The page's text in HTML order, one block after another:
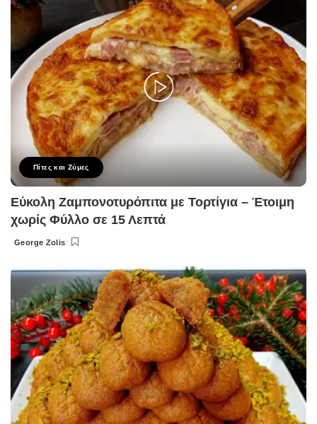
Πίτες και Ζύμες
Εύκολη Ζαμπονοτυρόπιτα με Τορτίγια – Έτοιμη
χωρίς Φύλλο σε 15 Λεπτά
Posted
George Zolis